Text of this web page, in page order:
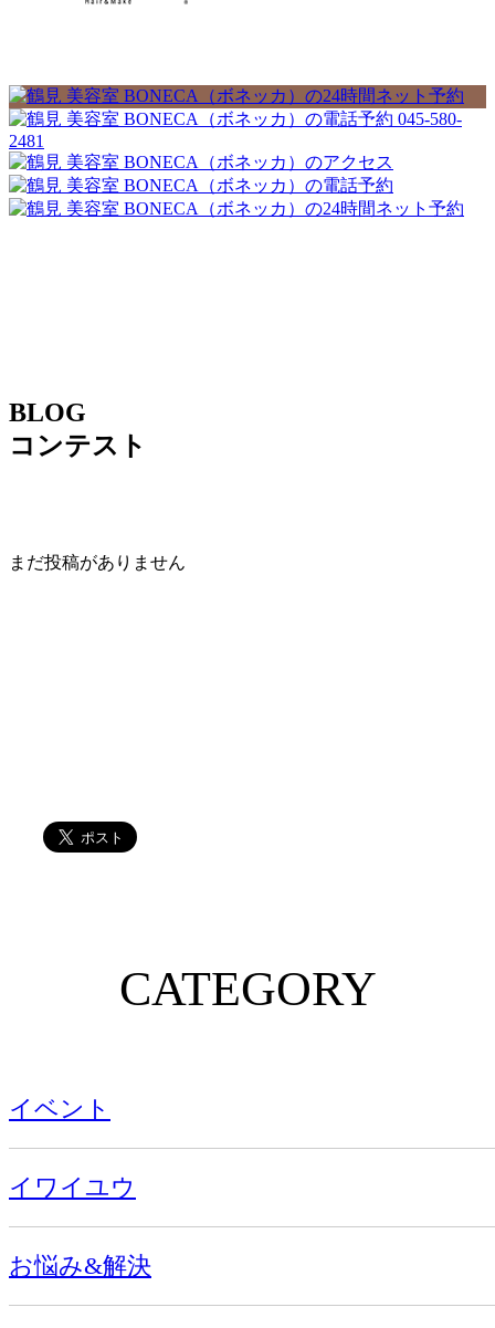
045-580-
2481
BLOG
コンテスト
まだ投稿がありません
CATEGORY
イベント
イワイユウ
お悩み&解決